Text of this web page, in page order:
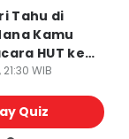
Tahu di
Kamu
HUT ke-
WIB
Quiz